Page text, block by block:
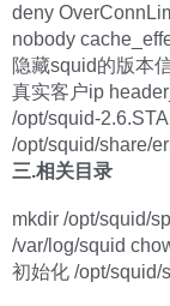
deny
nobody
隐藏squid的版本
真实客户ip
/opt/squid-
/opt/squid/share/
三.相关目录
mkdir /opt/squid/
/var/log/squid
初始化 /opt/squid/